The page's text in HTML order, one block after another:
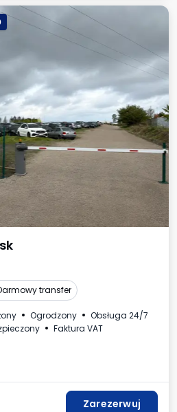
transfer
Ogrodzony
Obsługa 24/7
Faktura VAT
Zarezerwuj